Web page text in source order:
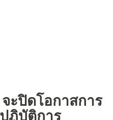
ะปิดโอกาสการ
ฏิบัติการ